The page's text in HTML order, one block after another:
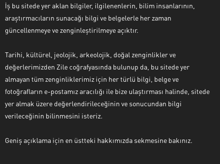
İş bu sitede yer aklan bilgiler, ilgilenenlerin, bilim insanlarının,
araştırmacıların sunacağı bilgi ve belgelerle her zaman
güncellenmeye ve zenginleştirilmeye açıktır.
Tarihi, kültürel, jeolojik, arkeolojik, doğal zenginlikler ve
değerlerimizden Zile coğrafyasında bulunup da, bu sitede yer
almayan tüm zenginliklerimiz için her türlü bilgi, belge ve
fotoğrafların e-postamız aracılığı ile bize ulaştırması halinde, sitede
yer almak üzere değerlendirileceğinin ve sonucundan bilgi
verileceğinin bilinmesini isteriz.
Geniş açıklama için en üstteki hakkımızda sekmesine bakınız.